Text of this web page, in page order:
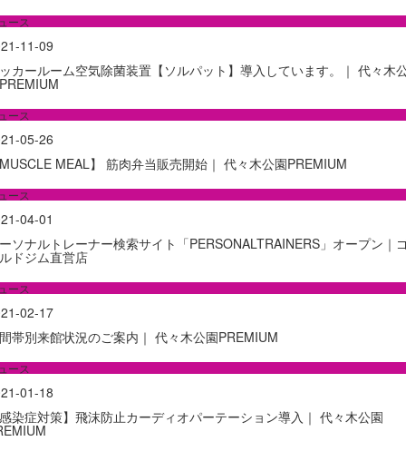
ース
11-09
カールーム空気除菌装置【ソルパット】導入しています。｜ 代々木
ース
05-26
MEAL】 筋肉弁当販売開始｜ 代々木公園PREMIUM
ース
04-01
ソナルトレーナー検索サイト「PERSONALTRAINERS」オープン｜
ドジム直営店
ース
02-17
帯別来館状況のご案内｜ 代々木公園PREMIUM
ース
01-18
染症対策】飛沫防止カーディオパーテーション導入｜ 代々木公園